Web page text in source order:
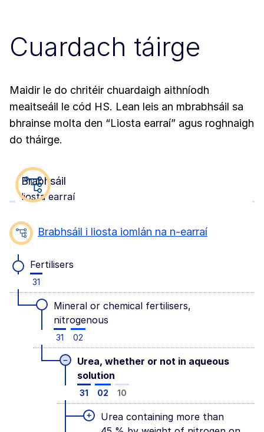
Cuardach táirge
Maidir le do chritéir chuardaigh aithníodh
meaitseáil le cód HS. Lean leis an mbrabhsáil sa
bhrainse molta den “Liosta earraí” agus roghnaigh
do tháirge.
Brabhsáil
liosta earraí
Brabhsáil i liosta iomlán na n-earraí
Fertilisers
31
Mineral or chemical fertilisers,
nitrogenous
31 02
–
Urea, whether or not in aqueous
solution
31 02 10
+
Urea containing more than